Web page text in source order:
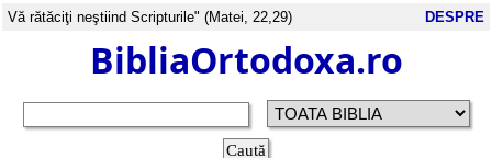
Vă rătăciţi neştiind Scripturile" (Matei, 22,29) DESPRE
BibliaOrtodoxa.ro